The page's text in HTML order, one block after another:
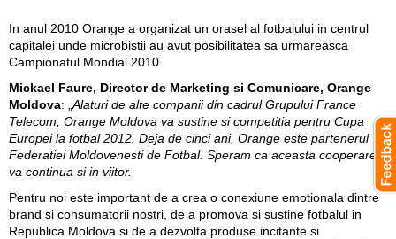
In anul 2010 Orange a organizat un orasel al fotbalului in centrul
capitalei unde microbistii au avut posibilitatea sa urmareasca
Campionatul Mondial 2010.
Mickael Faure, Director de Marketing si Comunicare, Orange
Moldova: „ Alaturi de alte companii din cadrul Grupului France
Telecom, Orange Moldova va sustine si competitia pentru Cupa
Europei la fotbal 2012. Deja de cinci ani, Orange este partenerul
Federatiei Moldovenesti de Fotbal. Speram ca aceasta cooperare
va continua si in viitor.
Pentru noi este important de a crea o conexiune emotionala dintre
brand si consumatorii nostri, de a promova si sustine fotbalul in
Republica Moldova si de a dezvolta produse incitante si